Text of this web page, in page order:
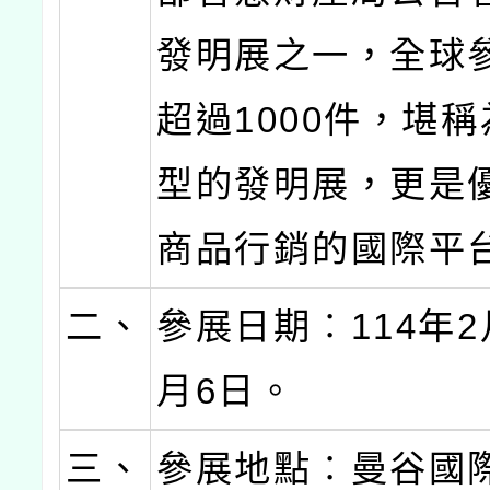
發明展之一，全球
超過1000件，堪稱
型的發明展，更是
商品行銷的國際平
二、
參展日期︰114年
月6日。
三、
參展地點︰曼谷國